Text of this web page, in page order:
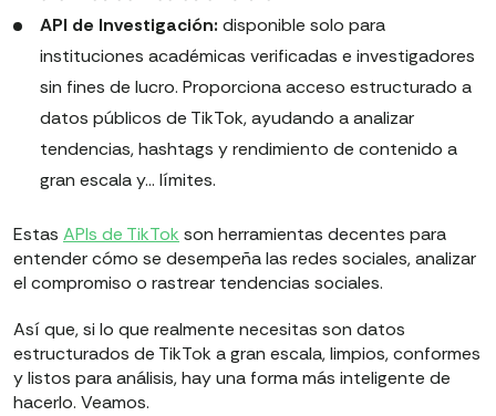
API de Investigación: disponible solo para
instituciones académicas verificadas e investigadores
sin fines de lucro. Proporciona acceso estructurado a
datos públicos de TikTok, ayudando a analizar
tendencias, hashtags y rendimiento de contenido a
gran escala y… límites.
Estas APIs de TikTok son herramientas decentes para
entender cómo se desempeña las redes sociales, analizar
el compromiso o rastrear tendencias sociales.
Así que, si lo que realmente necesitas son datos
estructurados de TikTok a gran escala, limpios, conformes
y listos para análisis, hay una forma más inteligente de
hacerlo. Veamos.